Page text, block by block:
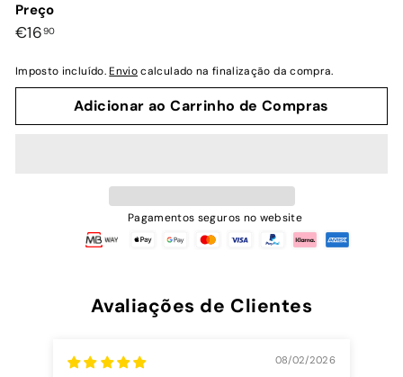
Preço
Preço
€1690€16,90
Imposto incluído.Enviocalculado na finalização da compra.
Adicionar ao Carrinho de Compras
Pagamentos seguros no website
Avaliações de Clientes
08/02/2026